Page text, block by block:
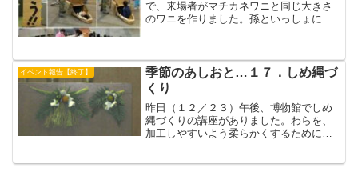
で、来場者がマチカネワニと同じ大きさ
のワニを作りました。孫といっしょにジ
日雨の博物館には、終日にぎ...
イベント報告【終了】
季節のあしおと…１７．しめ縄づ
くり
昨日（１２／２３）午後、博物館でしめ
縄づくりの講座がありました。わらを、
加工しやすいよう柔らかくするために、